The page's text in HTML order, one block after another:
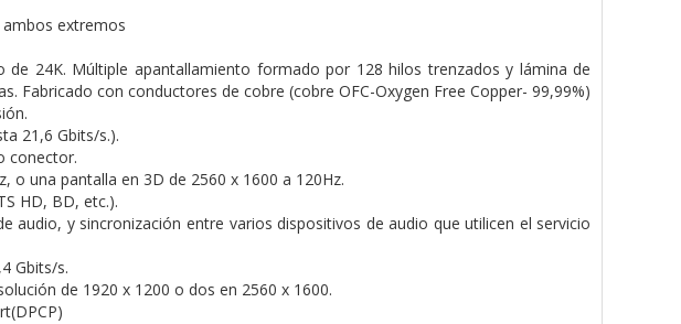
ambos extremos
24K. Múltiple apantallamiento formado por 128 hilos trenzados y lámina de
Fabricado con conductores de cobre (cobre OFC-Oxygen Free Copper- 99,99%)
21,6 Gbits/s.).
conector.
o una pantalla en 3D de 2560 x 1600 a 120Hz.
HD, BD, etc.).
audio, y sincronización entre varios dispositivos de audio que utilicen el servicio
Gbits/s.
de 1920 x 1200 o dos en 2560 x 1600.